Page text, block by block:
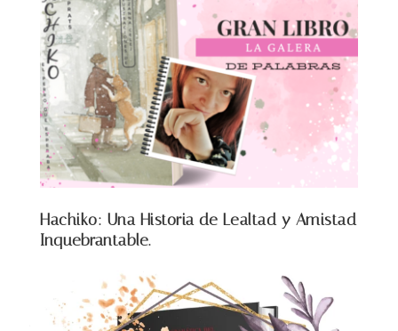
Hachiko: Una Historia de Lealtad y Amistad
Inquebrantable.